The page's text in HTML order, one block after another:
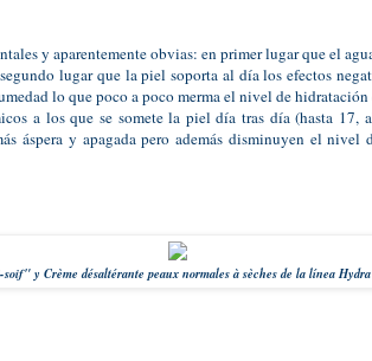
y aparentemente obvias: en primer lugar que el
lugar que la piel soporta al día los efectos
lo que poco a poco merma el nivel de
a los que se somete la piel día tras día (hasta 17,
áspera y apagada pero además disminuyen el
y Crème désaltérante peaux normales à sèches de la línea